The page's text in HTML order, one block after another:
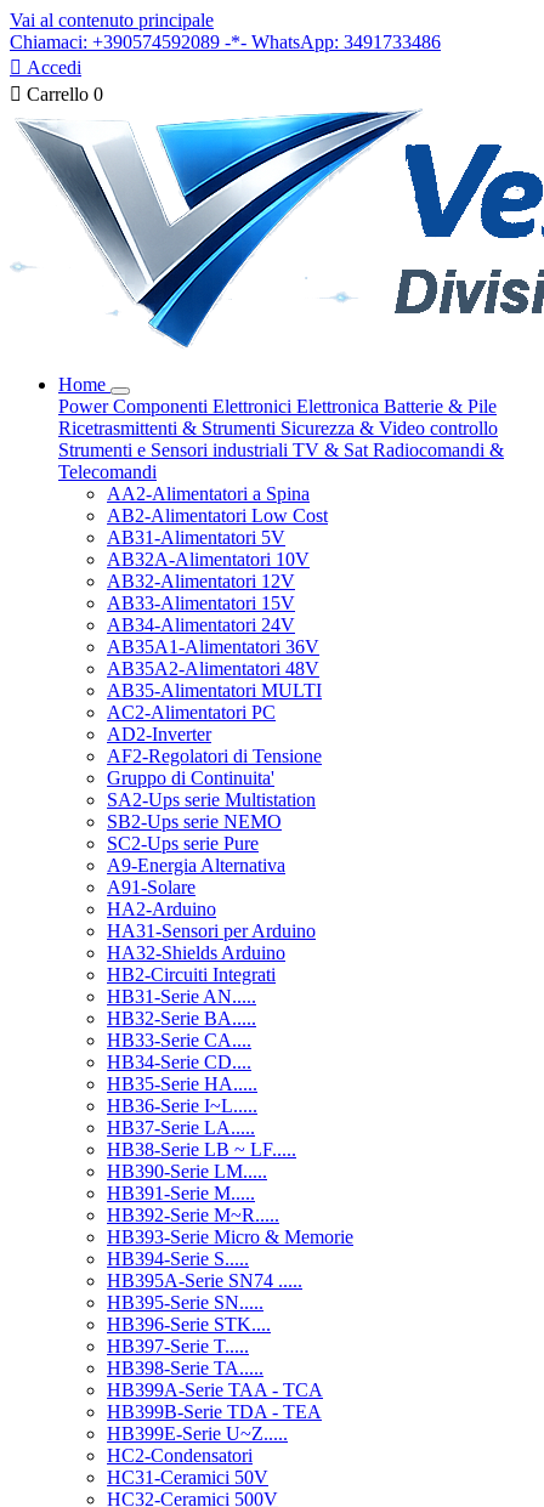
Vai al contenuto principale
Chiamaci: +390574592089 -*- WhatsApp: 3491733486
 Accedi
 Carrello 0
Home
PowerComponenti Elettronici Elettronica Batterie & Pile
Ricetrasmittenti & Strumenti Sicurezza & Video controllo
Strumenti e Sensori industriali TV & Sat Radiocomandi &
Telecomandi
AA2-Alimentatori a Spina
AB2-Alimentatori Low Cost
AB31-Alimentatori 5V
AB32A-Alimentatori 10V
AB32-Alimentatori 12V
AB33-Alimentatori 15V
AB34-Alimentatori 24V
AB35A1-Alimentatori 36V
AB35A2-Alimentatori 48V
AB35-Alimentatori MULTI
AC2-Alimentatori PC
AD2-Inverter
AF2-Regolatori di Tensione
Gruppo di Continuita'
SA2-Ups serie Multistation
SB2-Ups serie NEMO
SC2-Ups serie Pure
A9-Energia Alternativa
A91-Solare
HA2-Arduino
HA31-Sensori per Arduino
HA32-Shields Arduino
HB2-Circuiti Integrati
HB31-Serie AN.....
HB32-Serie BA.....
HB33-Serie CA....
HB34-Serie CD....
HB35-Serie HA.....
HB36-Serie I~L.....
HB37-Serie LA.....
HB38-Serie LB ~ LF.....
HB390-Serie LM.....
HB391-Serie M.....
HB392-Serie M~R.....
HB393-Serie Micro & Memorie
HB394-Serie S.....
HB395A-Serie SN74 .....
HB395-Serie SN.....
HB396-Serie STK....
HB397-Serie T.....
HB398-Serie TA.....
HB399A-Serie TAA - TCA
HB399B-Serie TDA - TEA
HB399E-Serie U~Z.....
HC2-Condensatori
HC31-Ceramici 50V
HC32-Ceramici 500V